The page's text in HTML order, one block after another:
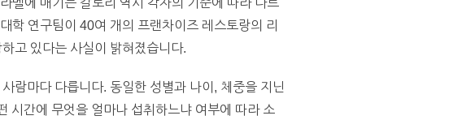
학 연구팀이 40여 개의 프랜차이즈 레스토랑의 리
고 있다는 사실이 밝혀졌습니다.
람마다 다릅니다. 동일한 성별과 나이, 체중을 지닌
시간에 무엇을 얼마나 섭취하느냐 여부에 따라 소